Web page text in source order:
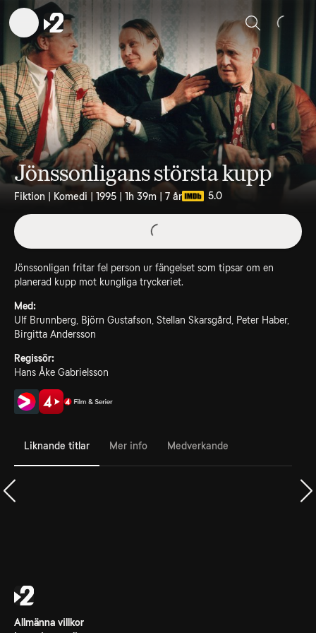
Sök
Jönssonligans största kupp
Fiktion | Komedi | 1995 | 1h 39m | 7 år 5.0
Jönssonligan fritar fel person ur fängelset som tipsar om en
planerad kupp mot kungliga tryckeriet.
Med:
Ulf Brunnberg, Björn Gustafson, Stellan Skarsgård, Peter Haber,
Birgitta Andersson
Regissör:
Hans Åke Gabrielsson
Liknande titlar Mer info Medverkande
Allmänna villkor